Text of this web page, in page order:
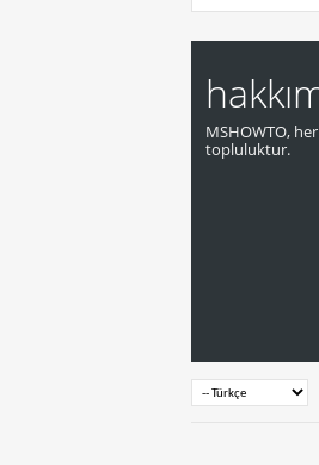
MSHOWTO,
topluluktur.